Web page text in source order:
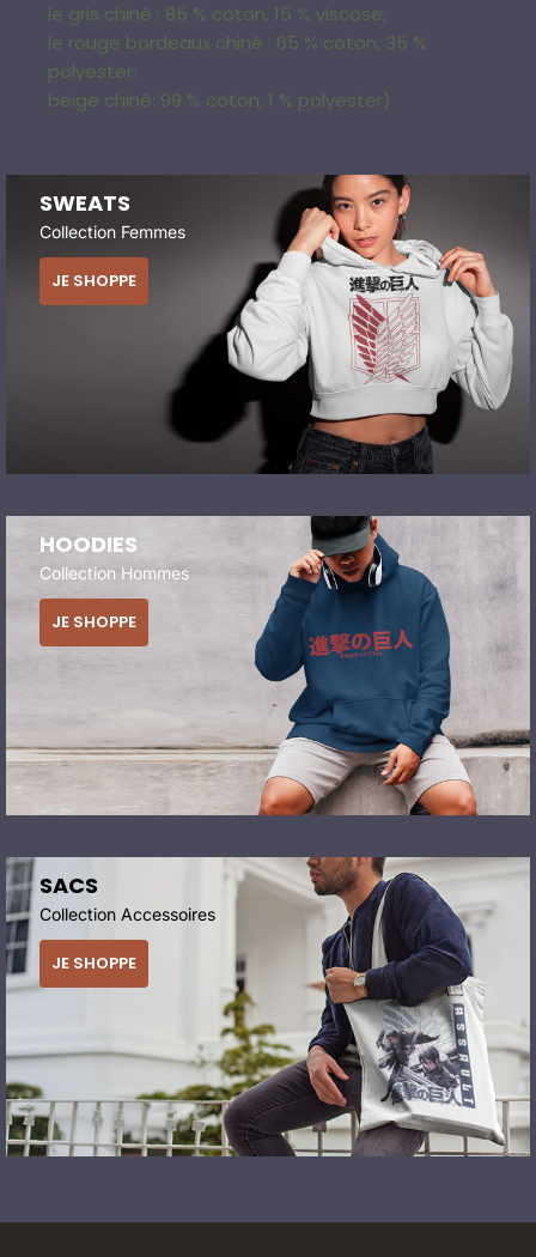
le gris chiné : 85 % coton, 15 % viscose;
le rouge bordeaux chiné : 65 % coton, 35 %
polyester;
beige chiné: 99 % coton, 1 % polyester)
SWEATS
Collection Femmes
JE SHOPPE
HOODIES
Collection Hommes
JE SHOPPE
SACS
Collection Accessoires
JE SHOPPE